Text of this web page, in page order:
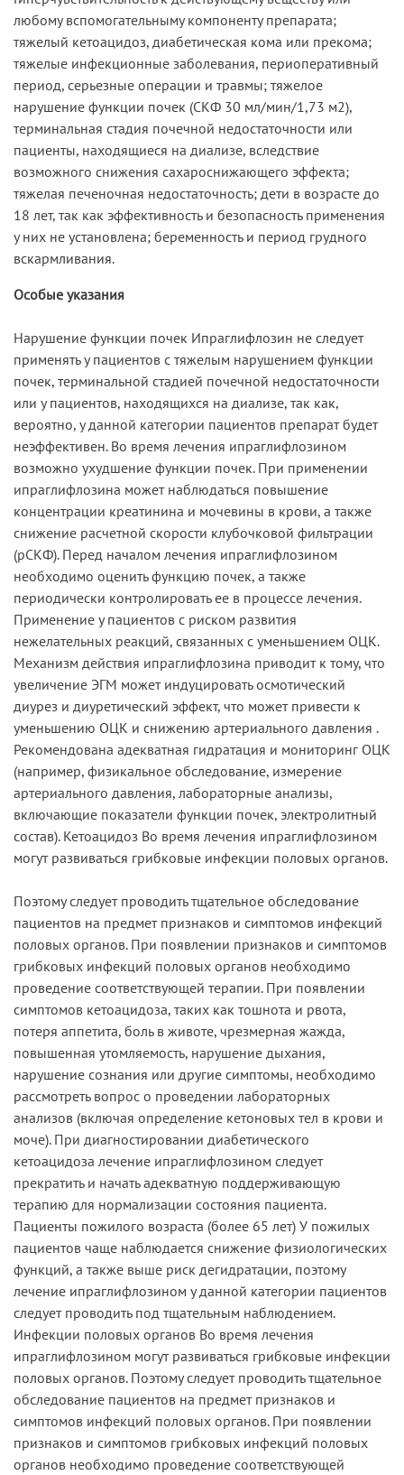
любому вспомогательныму компоненту препарата;
тяжелый кетоацидоз, диабетическая кома или прекома;
тяжелые инфекционные заболевания, периоперативный
период, серьезные операции и травмы; тяжелое
нарушение функции почек (СКФ 30 мл/мин/1,73 м2),
терминальная стадия почечной недостаточности или
пациенты, находящиеся на диализе, вследствие
возможного снижения сахароснижающего эффекта;
тяжелая печеночная недостаточность; дети в возрасте до
18 лет, так как эффективность и безопасность применения
у них не установлена; беременность и период грудного
вскармливания.
Особые указания
Нарушение функции почек Ипраглифлозин не следует
применять у пациентов с тяжелым нарушением функции
почек, терминальной стадией почечной недостаточности
или у пациентов, находящихся на диализе, так как,
вероятно, у данной категории пациентов препарат будет
неэффективен. Во время лечения ипраглифлозином
возможно ухудшение функции почек. При применении
ипраглифлозина может наблюдаться повышение
концентрации креатинина и мочевины в крови, а также
снижение расчетной скорости клубочковой фильтрации
(рСКФ). Перед началом лечения ипраглифлозином
необходимо оценить функцию почек, а также
периодически контролировать ее в процессе лечения.
Применение у пациентов с риском развития
нежелательных реакций, связанных с уменьшением ОЦК.
Механизм действия ипраглифлозина приводит к тому, что
увеличение ЭГМ может индуцировать осмотический
диурез и диуретический эффект, что может привести к
уменьшению ОЦК и снижению артериального давления .
Рекомендована адекватная гидратация и мониторинг ОЦК
(например, физикальное обследование, измерение
артериального давления, лабораторные анализы,
включающие показатели функции почек, электролитный
состав). Кетоацидоз Во время лечения ипраглифлозином
могут развиваться грибковые инфекции половых органов.
Поэтому следует проводить тщательное обследование
пациентов на предмет признаков и симптомов инфекций
половых органов. При появлении признаков и симптомов
грибковых инфекций половых органов необходимо
проведение соответствующей терапии. При появлении
симптомов кетоацидоза, таких как тошнота и рвота,
потеря аппетита, боль в животе, чрезмерная жажда,
повышенная утомляемость, нарушение дыхания,
нарушение сознания или другие симптомы, необходимо
рассмотреть вопрос о проведении лабораторных
анализов (включая определение кетоновых тел в крови и
моче). При диагностировании диабетического
кетоацидоза лечение ипраглифлозином следует
прекратить и начать адекватную поддерживающую
терапию для нормализации состояния пациента.
Пациенты пожилого возраста (более 65 лет) У пожилых
пациентов чаще наблюдается снижение физиологических
функций, а также выше риск дегидратации, поэтому
лечение ипраглифлозином у данной категории пациентов
следует проводить под тщательным наблюдением.
Инфекции половых органов Во время лечения
ипраглифлозином могут развиваться грибковые инфекции
половых органов. Поэтому следует проводить тщательное
обследование пациентов на предмет признаков и
симптомов инфекций половых органов. При появлении
признаков и симптомов грибковых инфекций половых
органов необходимо проведение соответствующей